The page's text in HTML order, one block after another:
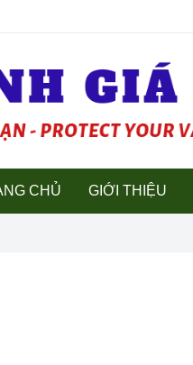
CHỦ GIỚI THIỆU